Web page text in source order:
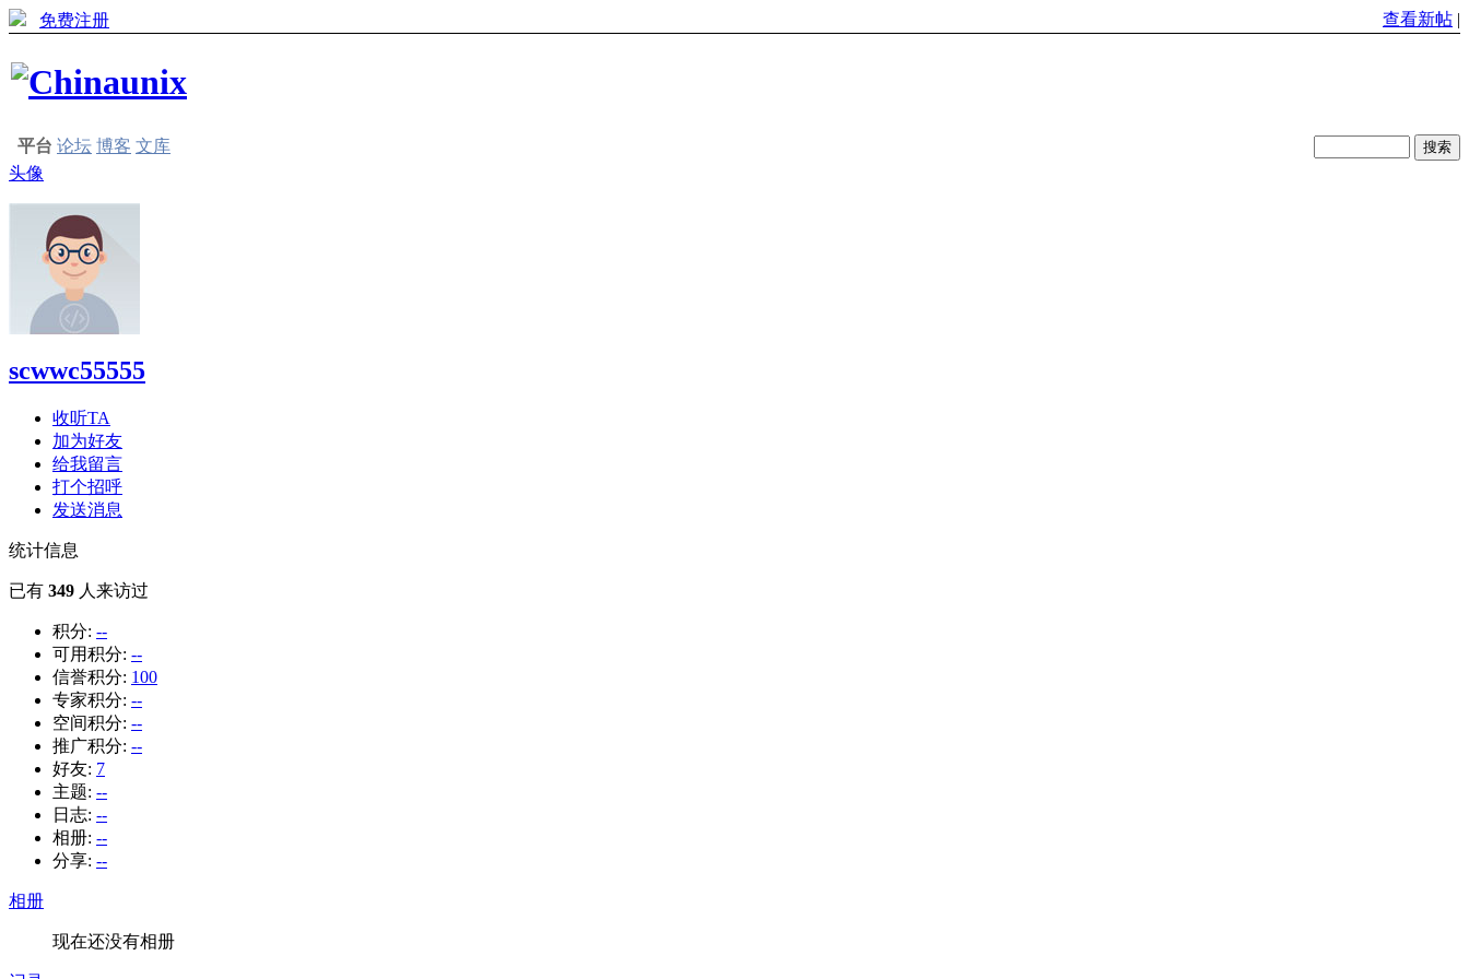
免费注册 查看新帖 |
平台 论坛 博客 文库
头像
scwwc55555
收听TA
加为好友
给我留言
打个招呼
发送消息
统计信息
已有 349 人来访过
积分: --
可用积分: --
信誉积分: 100
专家积分: --
空间积分: --
推广积分: --
好友: 7
主题: --
日志: --
相册: --
分享: --
相册
现在还没有相册